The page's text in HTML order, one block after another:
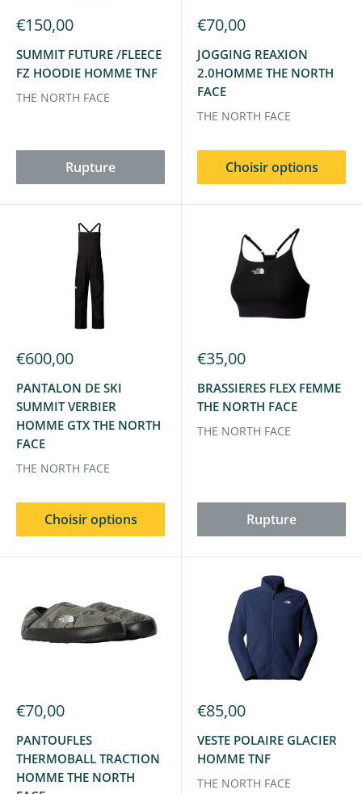
€150,00
SUMMIT FUTURE /FLEECE
FZ HOODIE HOMME TNF
THE NORTH FACE
Rupture
€70,00
JOGGING REAXION
2.0HOMME THE NORTH
FACE
THE NORTH FACE
Choisir options
€600,00
PANTALON DE SKI
SUMMIT VERBIER
HOMME GTX THE NORTH
FACE
THE NORTH FACE
Choisir options
€35,00
BRASSIERES FLEX FEMME
THE NORTH FACE
THE NORTH FACE
Rupture
€70,00
PANTOUFLES
THERMOBALL TRACTION
HOMME THE NORTH
€85,00
VESTE POLAIRE GLACIER
HOMME TNF
THE NORTH FACE